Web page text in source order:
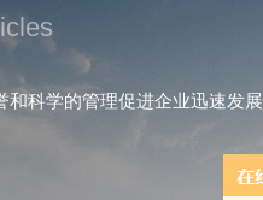
科学的管理促进企业迅速发展